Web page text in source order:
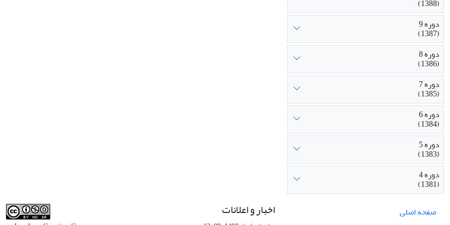
(1388)
دوره 9
(1387)
دوره 8
(1386)
دوره 7
(1385)
دوره 6
(1384)
دوره 5
(1383)
دوره 4
(1381)
صفحه اصلی
اخبار و اعلانات